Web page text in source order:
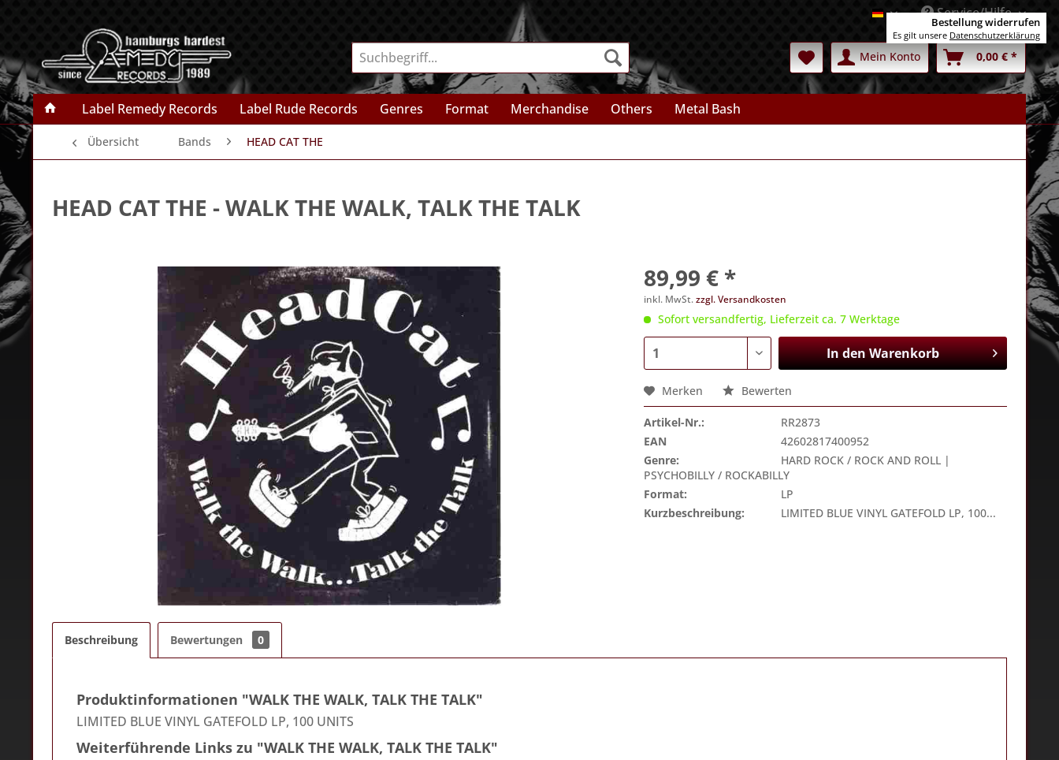
DeutschService/Hilfe
Mein Konto 0,00 € *
Label Remedy Records Label Rude Records Genres Format Merchandise Others Metal Bash
Übersicht Bands HEAD CAT THE
HEAD CAT THE - WALK THE WALK, TALK THE TALK
89,99 € *
inkl. MwSt.zzgl. Versandkosten
Sofort versandfertig, Lieferzeit ca. 7 Werktage
In denWarenkorb
Merken Bewerten
Artikel-Nr.:
RR2873
EAN
42602817400952
Genre:
HARD ROCK / ROCK AND ROLL |
PSYCHOBILLY / ROCKABILLY
Format:
LP
Kurzbeschreibung:
LIMITED BLUE VINYL GATEFOLD LP, 100...
Beschreibung Bewertungen 0
Produktinformationen "WALK THE WALK, TALK THE TALK"
LIMITED BLUE VINYL GATEFOLD LP, 100 UNITS
Weiterführende Links zu "WALK THE WALK, TALK THE TALK"
Bestellung widerrufen
Es gilt unsere Datenschutzerklärung